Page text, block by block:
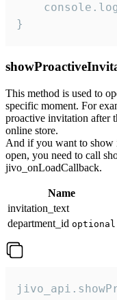
}
This method is used to
specific moment. For
proactive invitation after
online store.
And if you want to show
open, you need to call
jivo_onLoadCallback.
Name
invitation_text
department_id optional